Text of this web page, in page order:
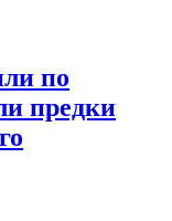
по
предки